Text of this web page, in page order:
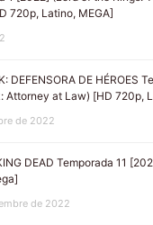
720p, Latino, MEGA]
DEFENSORA DE HÉROES
Attorney at Law) [HD 720p,
de 2022
DEAD Temporada 11
de 2022